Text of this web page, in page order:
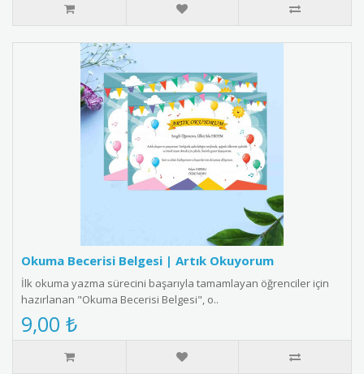
Okuma Becerisi Belgesi | Artık Okuyorum
İlk okuma yazma sürecini başarıyla tamamlayan öğrenciler için
hazırlanan "Okuma Becerisi Belgesi", o..
9,00 ₺